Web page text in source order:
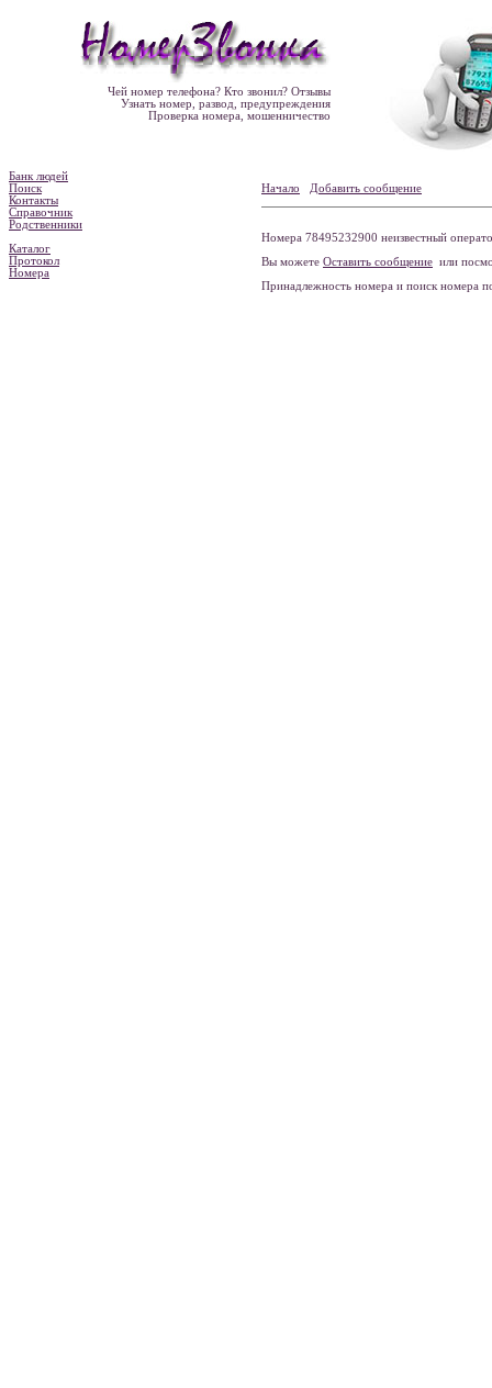
Чей номер телефона? Кто звонил? Отзывы
Узнать номер, развод, предупреждения
Проверка номера, мошенничество
Банк людей
Поиск
Контакты
Справочник
Родственники
Каталог
Протокол
Номера
Начало Добавить сообщение
Номера 78495232900 неизвестный
Вы можете Оставить сообщение или
Принадлежность номера и поиск номера